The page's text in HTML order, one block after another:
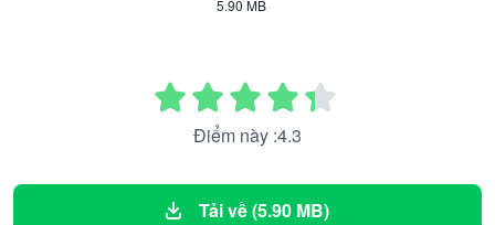
5.90 MB
Điểm này :4.3
Tải về (5.90 MB)